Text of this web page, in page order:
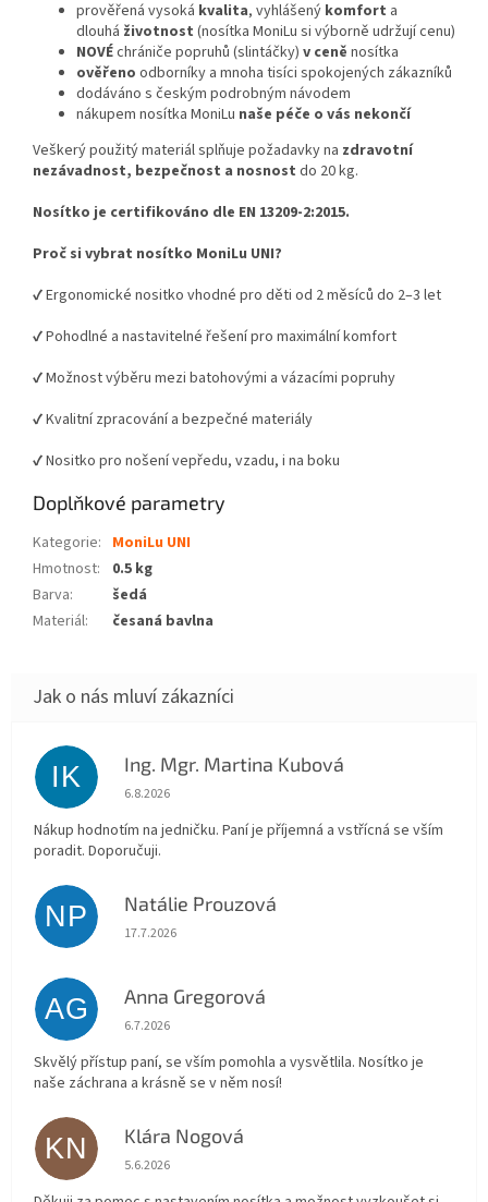
prověřená vysoká kvalita, vyhlášený komfort a
dlouhá životnost (nosítka MoniLu si výborně udržují cenu)
NOVÉchrániče popruhů (slintáčky) v ceně nosítka
ověřeno odborníky a mnoha tisíci spokojených zákazníků
dodáváno s českým podrobným návodem
nákupem nosítka MoniLu naše péče o vás nekončí
Veškerý použitý materiál splňuje požadavky na zdravotní
nezávadnost, bezpečnost a nosnost do 20 kg.
Nosítko je certifikováno dle EN 13209-2:2015.
Proč si vybrat nosítko MoniLu UNI?
✔ Ergonomické nositko vhodné pro děti od 2 měsíců do 2–3 let
✔ Pohodlné a nastavitelné řešení pro maximální komfort
✔ Možnost výběru mezi batohovými a vázacími popruhy
✔ Kvalitní zpracování a bezpečné materiály
✔ Nositko pro nošení vepředu, vzadu, i na boku
Doplňkové parametry
Kategorie: MoniLu UNI
Hmotnost:
0.5 kg
Barva:
šedá
Materiál: česaná bavlna
IK Ing. Mgr. Martina Kubová
Hodnocení obchodu je 5 z 5 hvězdiček.
6.8.2026
Nákup hodnotím na jedničku. Paní je příjemná a vstřícná se vším
poradit. Doporučuji.
NP Natálie Prouzová
Hodnocení obchodu je 5 z 5 hvězdiček.
17.7.2026
AG Anna Gregorová
Hodnocení obchodu je 5 z 5 hvězdiček.
6.7.2026
Skvělý přístup paní, se vším pomohla a vysvětlila. Nosítko je
naše záchrana a krásně se v něm nosí!
KN Klára Nogová
Hodnocení obchodu je 5 z 5 hvězdiček.
5.6.2026